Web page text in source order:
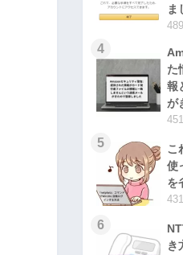
ま
4
た
報
が
5
こ
使
を
6
き